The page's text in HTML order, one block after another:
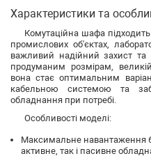
Характеристики та
Комутаційна шафа
промислових об'єктах,
важливий надійний захист та
продуманим розмірам, великій
вона стає оптимальним
кабельною системою та
обладнання при потребі.
Особливості моделі:
Максимальне навантаження
активне, так і пасивне